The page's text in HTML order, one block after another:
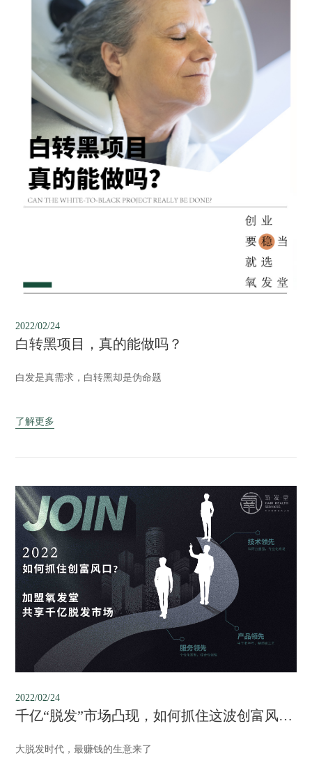
2022/02/24
白转黑项目，真的能做吗？
白发是真需求，白转黑却是伪命题
了解更多
2022/02/24
千亿“脱发”市场凸现，如何抓住这波创富风口？
大脱发时代，最赚钱的生意来了